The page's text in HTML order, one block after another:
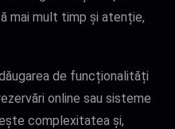
mai mult timp și atenție,
de funcționalități
online sau sisteme
complexitatea și,